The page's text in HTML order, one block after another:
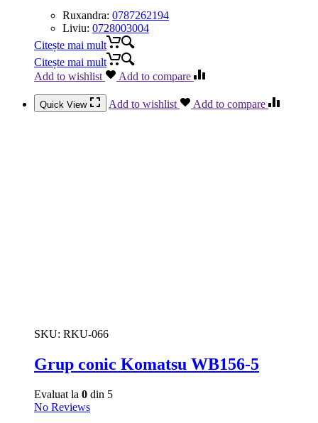
Ruxandra: 0787262194
Liviu: 0728003004
Citește mai mult
Citește mai mult
Add to wishlist
Add to compare
Quick View Add to wishlist Add to compare
SKU: RKU-066
Grup conic Komatsu WB156-5
Evaluat la 0 din 5
No Reviews